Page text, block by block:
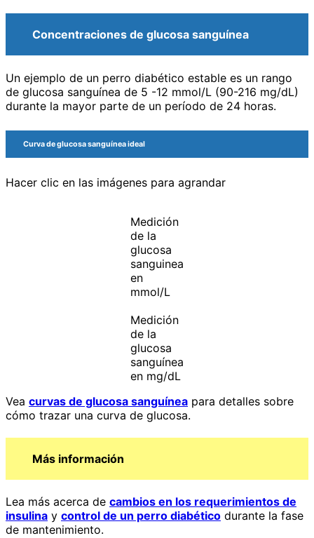
Concentraciones de glucosa sanguínea
Un ejemplo de un perro diabético estable es un rango
de glucosa sanguínea de 5 -12 mmol/L (90-216 mg/dL)
durante la mayor parte de un período de 24 horas.
Curva de glucosa sanguínea ideal
Hacer clic en las imágenes para agrandar
Medición
de la
glucosa
sanguinea
en
mmol/L
Medición
de la
glucosa
sanguínea
en mg/dL
Vea curvas de glucosa sanguínea para detalles sobre
cómo trazar una curva de glucosa.
Más información
Lea más acerca de cambios en los requerimientos de
insulina y control de un perro diabético durante la fase
de mantenimiento.